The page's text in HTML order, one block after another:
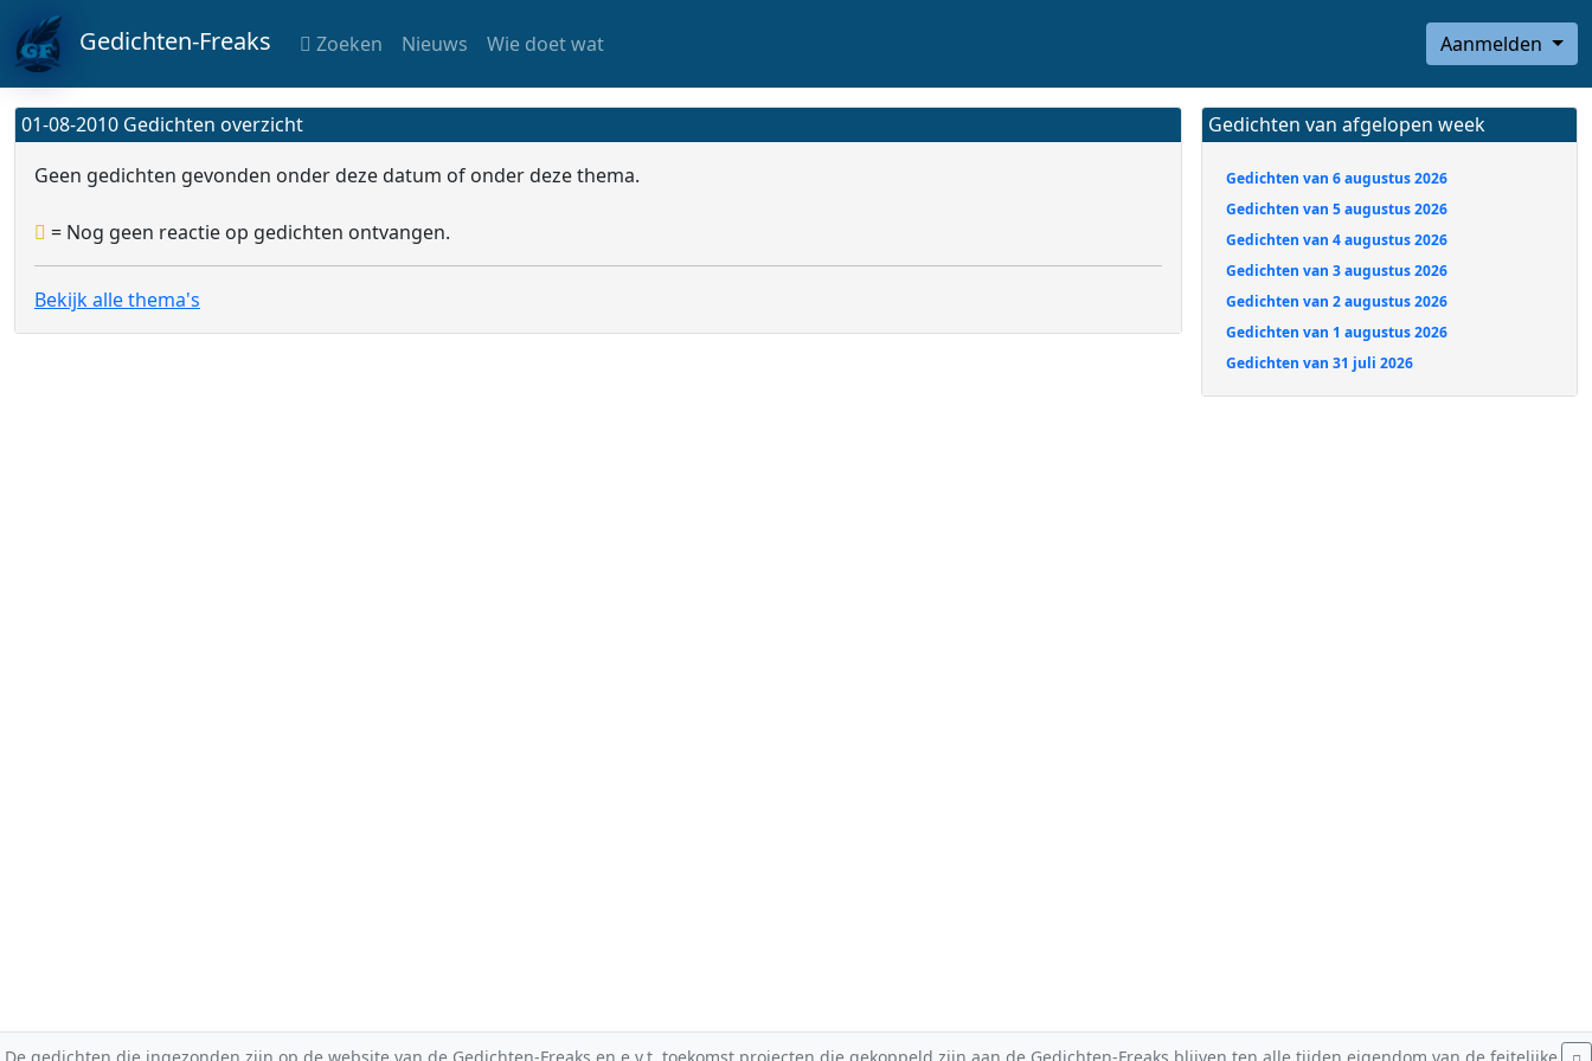
Gedichten-Freaks Zoeken Nieuws Wie doet wat Aanmelden
01-08-2010 Gedichten overzicht
Geen gedichten gevonden onder deze datum of onder deze thema.
= Nog geen reactie op gedichten ontvangen.
Bekijk alle thema's
Gedichten van afgelopen week
Gedichten van 6 augustus 2026
Gedichten van 5 augustus 2026
Gedichten van 4 augustus 2026
Gedichten van 3 augustus 2026
Gedichten van 2 augustus 2026
Gedichten van 1 augustus 2026
Gedichten van 31 juli 2026